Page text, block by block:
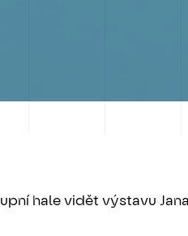
hale vidět výstavu